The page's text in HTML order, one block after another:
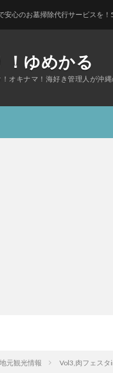
！ゆめかる
オキナマ！海好き管理人が沖
行サービスを！5000円で心を込
元観光情報 Vol3,肉フェス